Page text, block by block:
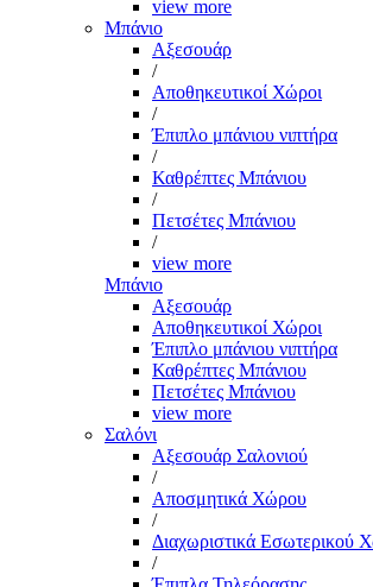
view more
Μπάνιο
Αξεσουάρ
/
Αποθηκευτικοί Χώροι
/
Έπιπλο μπάνιου νιπτήρα
/
Καθρέπτες Μπάνιου
/
Πετσέτες Μπάνιου
/
view more
Μπάνιο
Αξεσουάρ
Αποθηκευτικοί Χώροι
Έπιπλο μπάνιου νιπτήρα
Καθρέπτες Μπάνιου
Πετσέτες Μπάνιου
view more
Σαλόνι
Αξεσουάρ Σαλονιού
/
Αποσμητικά Χώρου
/
Διαχωριστικά Εσωτερικού
/